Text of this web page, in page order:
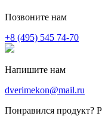
Позвоните нам
+8 (495) 545 74-70
Напишите нам
dverimekon@mail.ru
Понравился продукт?